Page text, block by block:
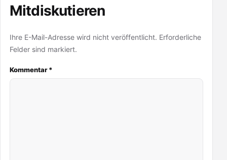
Mitdiskutieren
Ihre E-Mail-Adresse wird nicht veröffentlicht. Erforderliche
Felder sind markiert.
Kommentar*